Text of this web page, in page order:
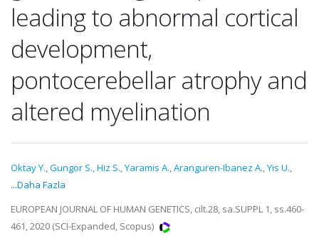
leading to abnormal cortical
development,
pontocerebellar atrophy and
altered myelination
Oktay Y.,Gungor S.,Hiz S.,Yaramis A.,Aranguren-Ibanez A.,Yis U.,
...Daha Fazla
EUROPEAN JOURNAL OF HUMAN GENETICS, cilt.28, sa.SUPPL 1, ss.460-
461, 2020 (SCI-Expanded, Scopus)